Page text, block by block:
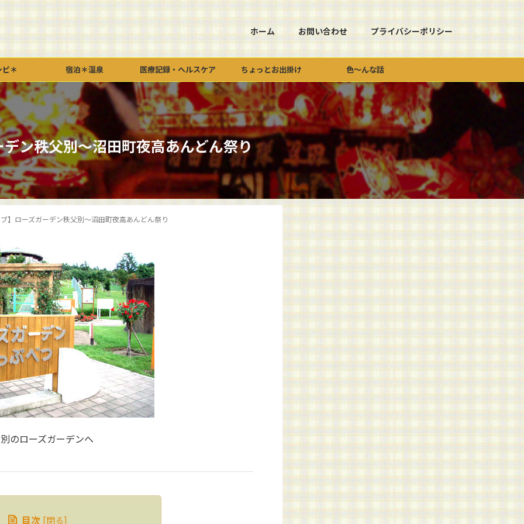
ホーム お問い合わせ プライバシーポリシー
＊ 宿泊＊温泉 医療記録・ヘルスケア ちょっとお出掛け 色～んな話
ン秩父別～沼田町夜高あんどん祭り
】ローズガーデン秩父別～沼田町夜高あんどん祭り
のローズガーデンへ
目次 [閉る]